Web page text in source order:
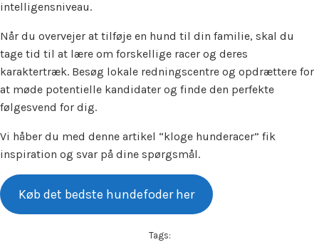
intelligensniveau.
Når du overvejer at tilføje en hund til din familie, skal du
tage tid til at lære om forskellige racer og deres
karaktertræk. Besøg lokale redningscentre og opdrættere for
at møde potentielle kandidater og finde den perfekte
følgesvend for dig.
Vi håber du med denne artikel “kloge hunderacer” fik
inspiration og svar på dine spørgsmål.
Køb det bedste hundefoder her
Tags: